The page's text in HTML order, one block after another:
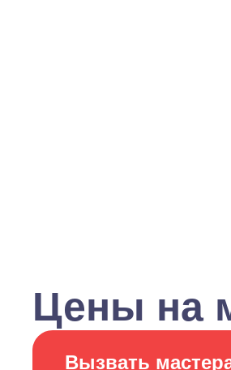
Цены на
Вызвать